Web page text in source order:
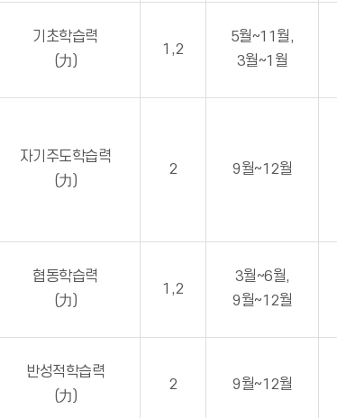
기초학습력
(力)
1,2
5월~11월,
3월~1월
자기주도학습력
(力)
2 9월~12월
협동학습력
(力)
1,2
3월~6월,
9월~12월
반성적학습력
(力)
2 9월~12월